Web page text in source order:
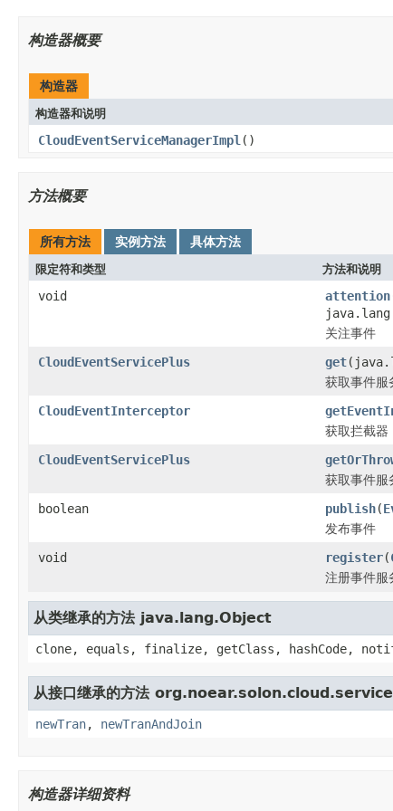
构造器概要
构造器
构造器和说明
CloudEventServiceManagerImpl ()
方法概要
所有方法 实例方法 具体方法
限定符和类型 方法和说明
void attention
关注事件
CloudEventServicePlus
get
获取事件服
CloudEventInterceptor
获取拦截器
CloudEventServicePlus
获取事件服
boolean
publish(
发布事件
void
register(
注册事件服
从类继承的方法 java.lang.Object
clone, equals, finalize, getClass, hashCode,
从接口继承的方法
newTran, newTranAndJoin
构造器详细资料